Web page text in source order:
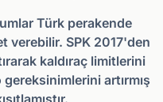
Türk perakende
verebilir. SPK 2017'den
kaldıraç limitlerini
artırmış